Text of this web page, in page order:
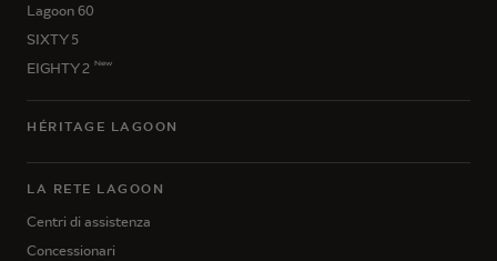
Lagoon 60
SIXTY 5
EIGHTY 2
New
HÉRITAGE LAGOON
LA RETE LAGOON
Centri di assistenza
Concessionari